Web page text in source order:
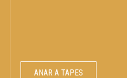
ANAR A TAPES